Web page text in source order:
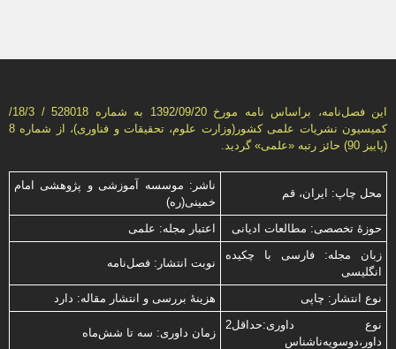
این فصل‌نامه، براساس نامه مورخ 1392/09/20 به شماره 528018 / 18/3/
كمیسیون نشریات علمی كشور(وزارت علوم، تحقیقات و فناوری)، از شماره 8
(پاییز 90) حائز رتبه «علمی» گردید.
محل چاپ: ایران، قم
ناشر: موسسه آموزشی و پژوهشی امام
خمینی(ره)
حوزۀ تخصصی: مطالعات ادیانی
اعتبار مجله: علمی
زبان مجله: فارسی با چكیده
انگلیسی
نوبت انتشار: فصل‌نامه
نوع انتشار: چاپی
هزینۀ بررسی و انتشار مقاله: دارد
نوع داوری:حداقل2
داور،دوسویه‌ناشناس
زمان داوری: سه تا شش‌ماه